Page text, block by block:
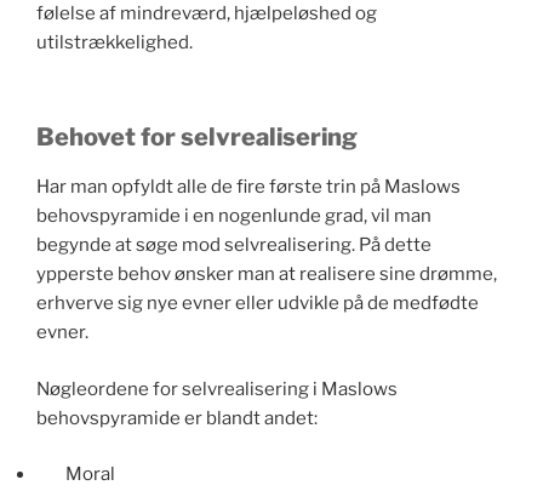
følelse af mindreværd, hjælpeløshed og
utilstrækkelighed.
Behovet for selvrealisering
Har man opfyldt alle de fire første trin på Maslows
behovspyramide i en nogenlunde grad, vil man
begynde at søge mod selvrealisering. På dette
ypperste behov ønsker man at realisere sine drømme,
erhverve sig nye evner eller udvikle på de medfødte
evner.
Nøgleordene for selvrealisering i Maslows
behovspyramide er blandt andet:
Moral